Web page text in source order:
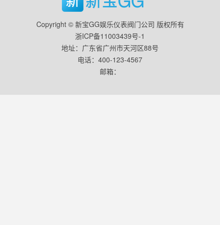
Copyright © 新宝GG娱乐仪表阀门公司 版权所有
浙ICP备11003439号-1
地址：广东省广州市天河区88号
电话：400-123-4567
邮箱：